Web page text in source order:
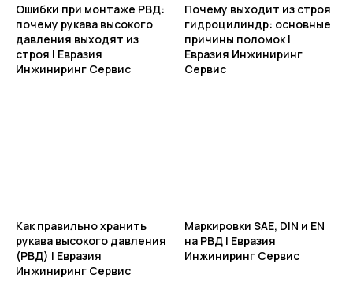
Ошибки при монтаже РВД:
почему рукава высокого
давления выходят из
строя | Евразия
Инжиниринг Сервис
Почему выходит из строя
гидроцилиндр: основные
причины поломок |
Евразия Инжиниринг
Сервис
Как правильно хранить
рукава высокого давления
(РВД) | Евразия
Инжиниринг Сервис
Маркировки SAE, DIN и EN
на РВД | Евразия
Инжиниринг Сервис